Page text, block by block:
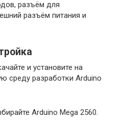
разъём для
разъём питания и
и установите на
среду разработки Arduino
Arduino Mega 2560.